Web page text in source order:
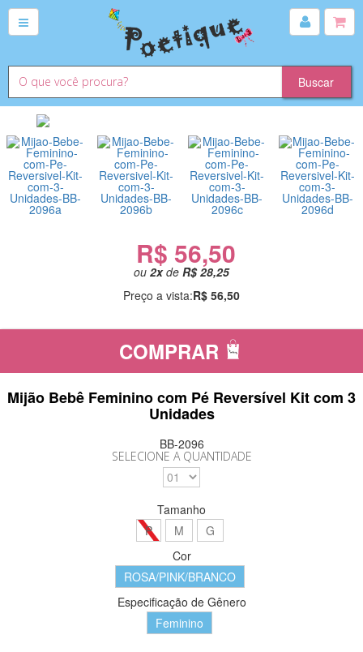
R$ 56,50
ou 2xde R$ 28,25
Preço a vista:R$ 56,50
COMPRAR
Mijão Bebê Feminino com Pé Reversível Kit com 3
Unidades
BB-2096
SELECIONE A QUANTIDADE
Tamanho
P
M
G
Cor
ROSA/PINK/BRANCO
Especificação de Gênero
Feminino